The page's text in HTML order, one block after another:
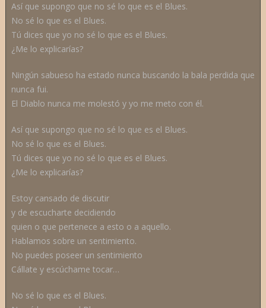
Así que supongo que no sé lo que es el Blues.
No sé lo que es el Blues.
Tú dices que yo no sé lo que es el Blues.
¿Me lo explicarías?
Ningún sabueso ha estado nunca buscando la bala perdida que
nunca fui.
El Diablo nunca me molestó y yo me meto con él.
Así que supongo que no sé lo que es el Blues.
No sé lo que es el Blues.
Tú dices que yo no sé lo que es el Blues.
¿Me lo explicarías?
Estoy cansado de discutir
y de escucharte decidiendo
quien o que pertenece a esto o a aquello.
Hablamos sobre un sentimiento.
No puedes poseer un sentimiento
Cállate y escúchame tocar…
No sé lo que es el Blues.